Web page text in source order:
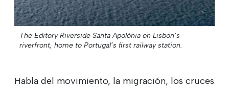
The Editory Riverside Santa Apolónia on Lisbon’s
riverfront, home to Portugal’s first railway station.
Habla del movimiento, la migración, los cruces